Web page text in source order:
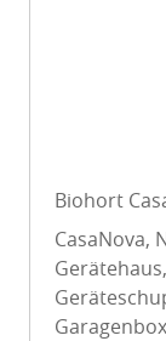
Biohort
CasaNova,